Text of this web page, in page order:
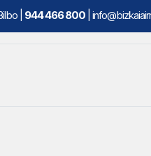
| 944 466 800 |